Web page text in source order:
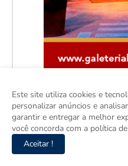
Este site utiliza cookies e
personalizar anúncios e
garantir e entregar a melhor
você concorda com a política
Aceitar !